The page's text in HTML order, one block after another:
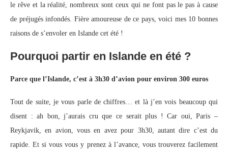
le rêve et la réalité, nombreux sont ceux qui ne font pas le pas à cause
de préjugés infondés. Fière amoureuse de ce pays, voici mes 10 bonnes
raisons de s’envoler en Islande cet été !
Pourquoi partir en Islande en été ?
Parce que l’Islande, c’est à 3h30 d’avion pour environ 300 euros
Tout de suite, je vous parle de chiffres… et là j’en vois beaucoup qui
disent : ah bon, j’aurais cru que ce serait plus ! Car oui, Paris –
Reykjavik, en avion, vous en avez pour 3h30, autant dire c’est du
rapide. Et si vous vous y prenez à l’avance, vous trouverez facilement